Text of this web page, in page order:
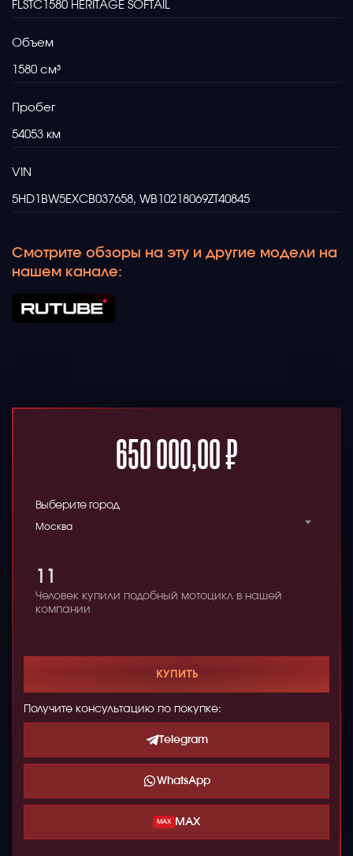
FLSTC1580 HERITAGE SOFTAIL
Объем
1580
Пробег
54053
VIN
5HD1BW5EXCB037658, WB10218069ZT40845
Смотрите обзоры на эту и другие модели на
нашем канале:
650 000,00₽
Выберите город
Москва
11
Человек купили подобный мотоцикл в нашей
компании
КУПИТЬ
Получите консультацию по покупке:
Telegram
WhatsApp
MAX MAX